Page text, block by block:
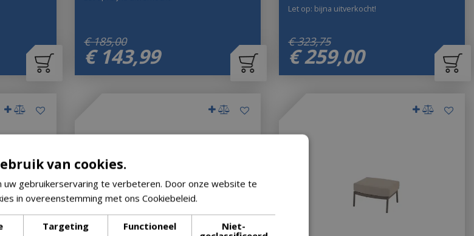
€ 185,00
€ 143,99
€ 323,75
€ 259,00
Let op: bijna uitverkocht!
van cookies.
uw gebruikerservaring te verbeteren. Door onze website te
in overeenstemming met ons Cookiebeleid.
Targeting Functioneel
Niet-